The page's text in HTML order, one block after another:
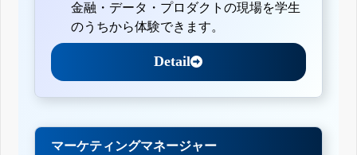
金融・データ・プロダクトの現場を学生
のうちから体験できます。
Detail
マーケティングマネージャー